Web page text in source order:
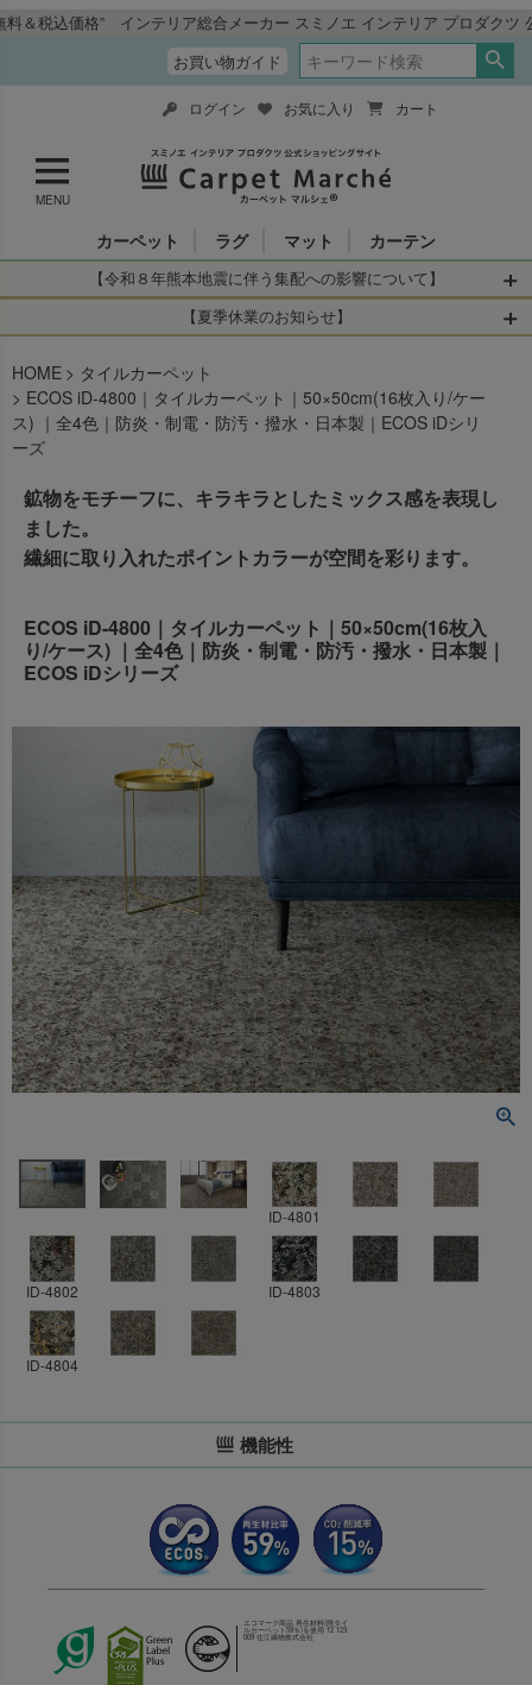
” インテリア総合メーカー スミノエ インテリア プロダクツ 公式ショッ
お買い物ガイド
MENU
ログイン お気に入り カート
カーペット ラグ マット カーテン
【令和８年熊本地震に伴う集配への影響について】
令和8年熊本地震により、お亡くなりになられた方々に深く
お見舞い申し上げます。 この地震の影響により、現在、一
部地域を発着するお荷物のお届けに遅れが生じておりま
す。
・全国から九州あてのお荷物
・九州から全国あてのお荷物
お客さまにはご不便をおかけいたしますが、何卒ご理解賜
りますようお願い申し上げます。
詳しくはこちら
【夏季休業のお知らせ】
当店は は2026年8月11日(火)～2026年8月16日(日)
を休業とさせて頂きます。
休業中のご注文に関しては自動返信メールは届きますが、
当店からの注文確認メールの送信、当店へのお問い合わせ
へのご返答ができかねます。 休業明けから順次送信させて
いただきますのでよろしくお願いいたします。
出荷センターも休業となりますため、休業期間中のご注文
HOME
タイルカーペット
ECOS iD-4800｜タイルカーペット｜50×50cm(16枚入り/ケー
ス) ｜全4色｜防炎・制電・防汚・撥水・日本製｜ECOS iDシリ
ーズ
鉱物をモチーフに、キラキラとしたミックス感を表現し
ました。
繊細に取り入れたポイントカラーが空間を彩ります。
ECOS iD-4800｜タイルカーペット｜50×50cm(16枚入
り/ケース) ｜全4色｜防炎・制電・防汚・撥水・日本製｜
ECOS iDシリーズ
ID-4801
ID-4802 ID-4803
ID-4804
機能性
エコマーク商品 再生材料(廃タイ
ルカーペット59％)を使用 12 123
009 住江織物株式会社